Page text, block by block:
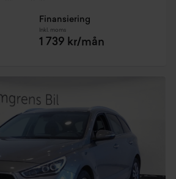
Finansiering
Inkl. moms
1 739 kr/mån